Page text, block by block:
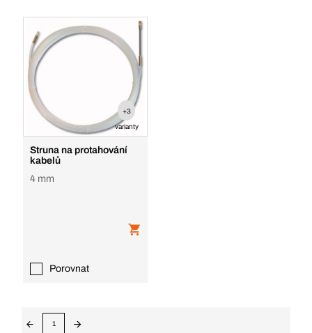
+3
varianty
Struna na protahování
kabelů
4 mm
Porovnat
1